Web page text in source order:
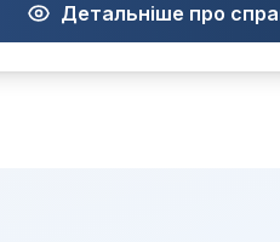
Детальніше про